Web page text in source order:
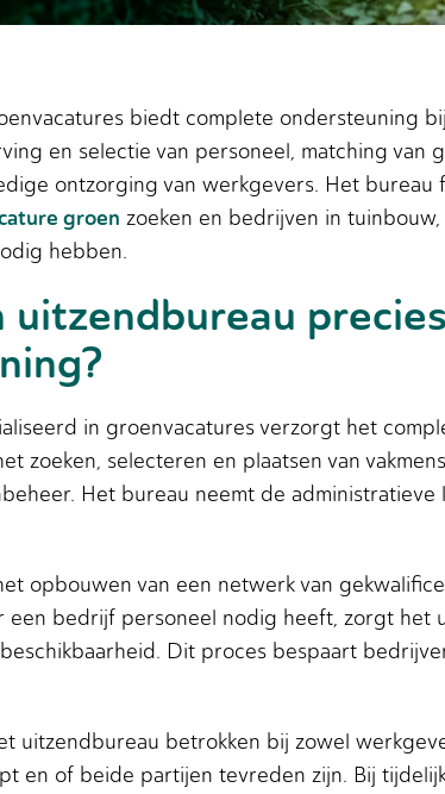
biedt complete ondersteuning
en selectie van personeel, matching
ontzorging van werkgevers. Het bureau
groen zoeken en bedrijven in
hebben.
in groenvacatures verzorgt het
zoeken, selecteren en plaatsen van
Het bureau neemt de
opbouwen van een netwerk van
een bedrijf personeel nodig heeft, zorgt het
Dit proces bespaart
uitzendbureau betrokken bij zowel
en of beide partijen tevreden zijn. Bij